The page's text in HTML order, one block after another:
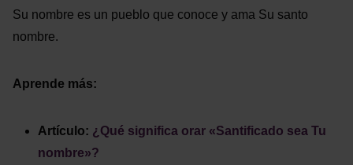
Su nombre es un pueblo que conoce y ama Su santo
nombre.
Aprende más:
Artículo: ¿Qué significa orar «Santificado sea Tu
nombre»?